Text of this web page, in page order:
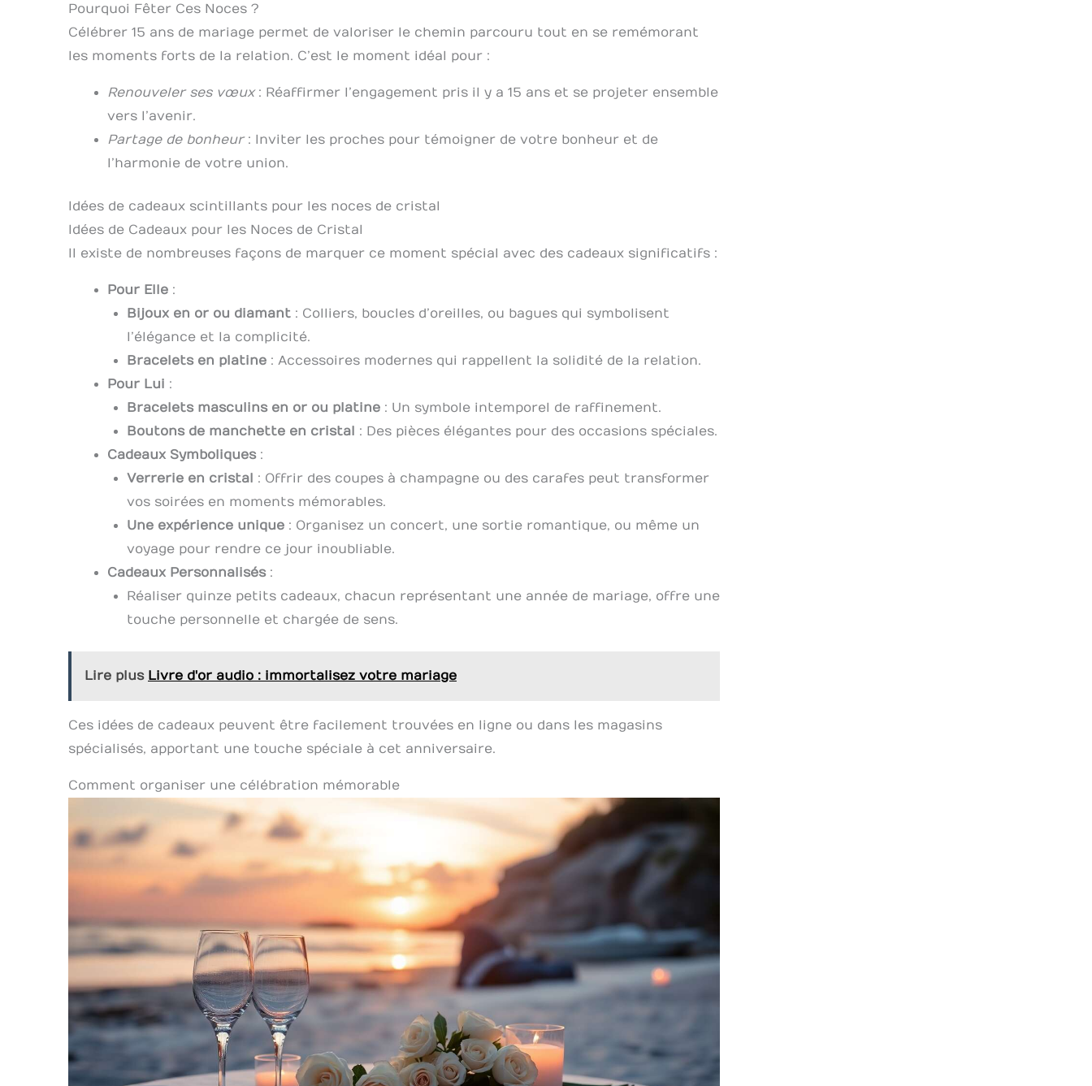
Pourquoi Fêter Ces Noces ?
Célébrer 15 ans de mariage permet de valoriser le chemin parcouru tout en se remémorant
les moments forts de la relation. C’est le moment idéal pour :
Renouveler ses vœux: Réaffirmer l’engagement pris il y a 15 ans et se projeter ensemble
vers l’avenir.
Partage de bonheur: Inviter les proches pour témoigner de votre bonheur et de
l’harmonie de votre union.
Idées de cadeaux scintillants pour les noces de cristal
Idées de Cadeaux pour les Noces de Cristal
Il existe de nombreuses façons de marquer ce moment spécial avec des cadeaux significatifs :
Pour Elle :
Bijoux en or ou diamant : Colliers, boucles d’oreilles, ou bagues qui symbolisent
l’élégance et la complicité.
Bracelets en platine : Accessoires modernes qui rappellent la solidité de la relation.
Pour Lui :
Bracelets masculins en or ou platine : Un symbole intemporel de raffinement.
Boutons de manchette en cristal
: Des pièces élégantes pour des occasions spéciales.
Cadeaux Symboliques:
Verrerie en cristal
: Offrir des coupes à champagne ou des carafes peut transformer
vos soirées en moments mémorables.
Une expérience unique : Organisez un concert, une sortie romantique, ou même un
voyage pour rendre ce jour inoubliable.
Cadeaux Personnalisés:
Réaliser quinze petits cadeaux, chacun représentant une année de mariage, offre une
touche personnelle et chargée de sens.
Lire plus Livre d'or audio : immortalisez votre mariage
Ces idées de cadeaux peuvent être facilement trouvées en ligne ou dans les magasins
spécialisés, apportant une touche spéciale à cet anniversaire.
Comment organiser une célébration mémorable